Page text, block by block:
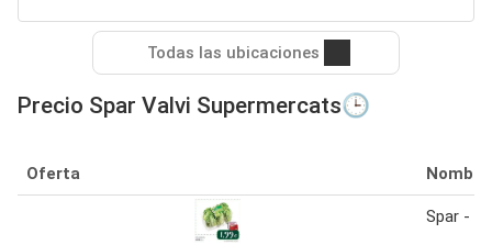
Todas las ubicaciones
Precio Spar Valvi Supermercats🕒
Oferta Nombre
Spar -